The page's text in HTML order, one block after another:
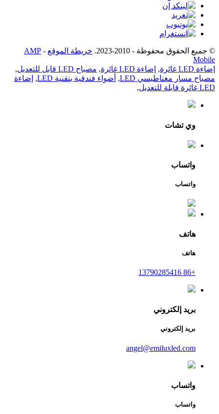
© جميع الحقوق محفوظة - 2010-2023. خريطة الموقع -
AMP
Mobile
إضاءة LED غائرة
, إضاءة LED غائرة , مصباح LED قابل للتعديل
,
مصباح مسار مغناطيسي LED
, أضواء فندقية بتقنية LED , إضاءة
LED غائرة قابلة للتعديل
,
وي تشات
واتساب
واتساب
هاتف
هاتف
+86 13790285416
بريد إلكتروني
بريد إلكتروني
angel@emiluxled.com
واتساب
واتساب